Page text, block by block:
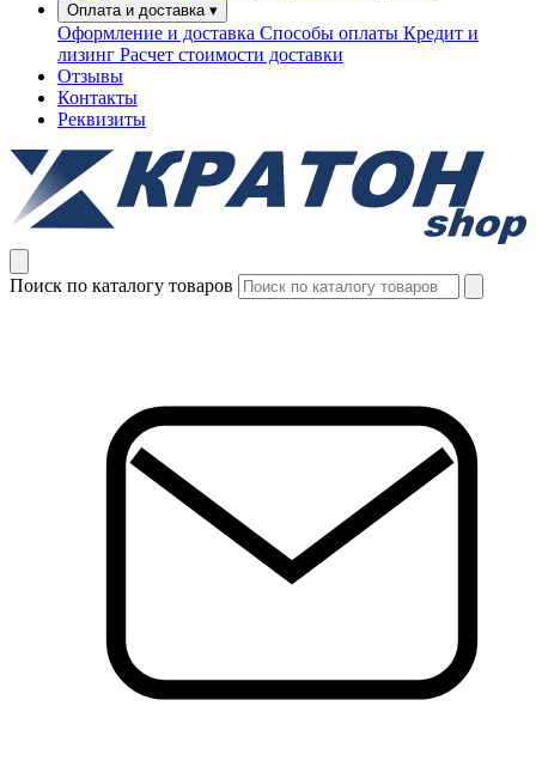
Оплата и доставка ▾
Оформление и доставка Способы оплаты Кредит и
лизинг Расчет стоимости доставки
Отзывы
Контакты
Реквизиты
Поиск по каталогу товаров